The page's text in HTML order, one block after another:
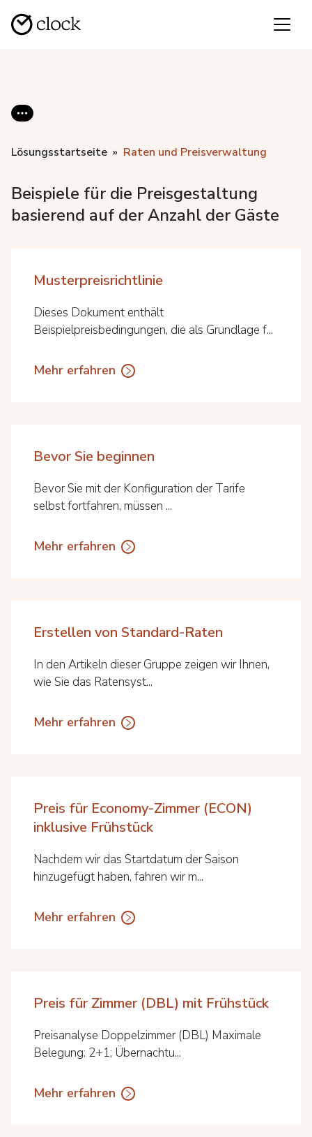
Lösungsstartseite Raten und Preisverwaltung
Beispiele für die Preisgestaltung
basierend auf der Anzahl der Gäste
Musterpreisrichtlinie
Dieses Dokument enthält
Beispielpreisbedingungen, die als Grundlage f...
Mehr erfahren
Bevor Sie beginnen
Bevor Sie mit der Konfiguration der Tarife
selbst fortfahren, müssen ...
Mehr erfahren
Erstellen von Standard-Raten
In den Artikeln dieser Gruppe zeigen wir Ihnen,
wie Sie das Ratensyst...
Mehr erfahren
Preis für Economy-Zimmer (ECON)
inklusive Frühstück
Nachdem wir das Startdatum der Saison
hinzugefügt haben, fahren wir m...
Mehr erfahren
Preis für Zimmer (DBL) mit Frühstück
Preisanalyse Doppelzimmer (DBL) Maximale
Belegung: 2+1; Übernachtu...
Mehr erfahren